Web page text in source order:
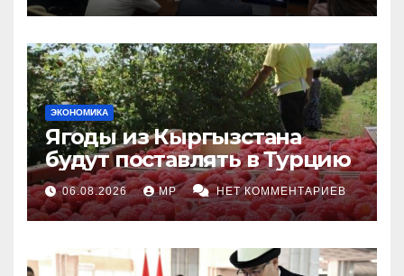
ЭКОНОМИКА
Ягоды из Кыргызстана
будут поставлять в Турцию
06.08.2026 MP НЕТ КОММЕНТАРИЕВ